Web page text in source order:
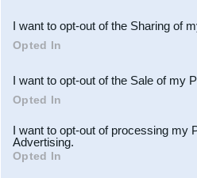
Downstream Participants
third parties.
I want to opt-out of the Sharing of
Opted In
I want to opt-out of the Sale of my
Opted In
I want to opt-out of processing my
Advertising.
Opted In